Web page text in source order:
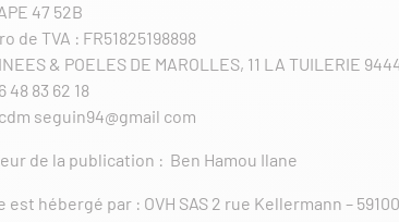
47 52B
de TVA : FR51825198898
& POELES DE MAROLLES, 11 LA TUILERIE
48 83 62 18
seguin94@gmail com
de la publication : Ben Hamou Ilane
est hébergé par : OVH SAS 2 rue Kellermann –